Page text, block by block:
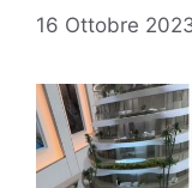
16 Ottobre